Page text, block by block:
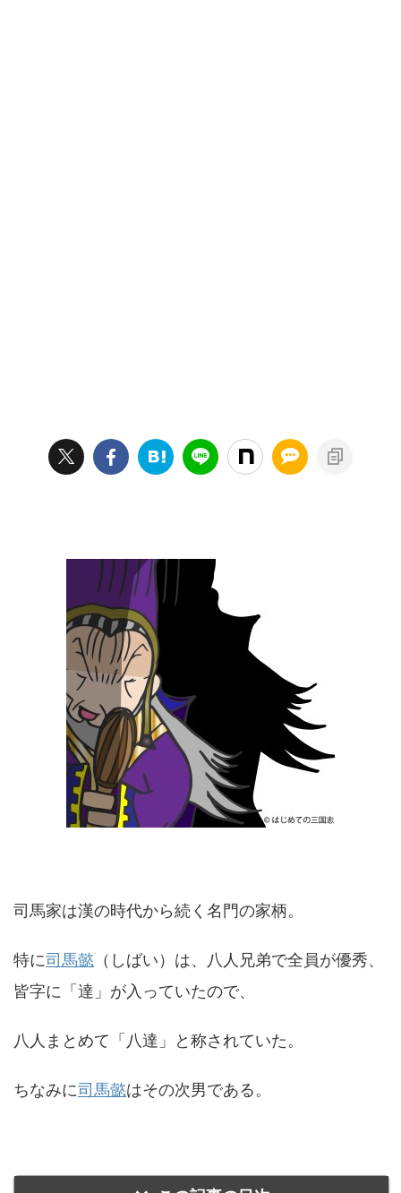
司馬家は漢の時代から続く名門の家柄。
特に司馬懿 （しばい）は、八人兄弟で全員が優秀、
皆字に「達」が入っていたので、
八人まとめて「八達」と称されていた。
ちなみに司馬懿はその次男である。